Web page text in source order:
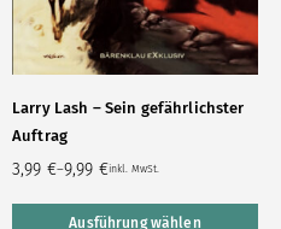
Larry Lash – Sein gefährlichster
Auftrag
3,99 €–9,99 €inkl. MwSt.
Ausführung wählen